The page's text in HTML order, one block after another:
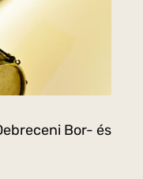
Bor- és